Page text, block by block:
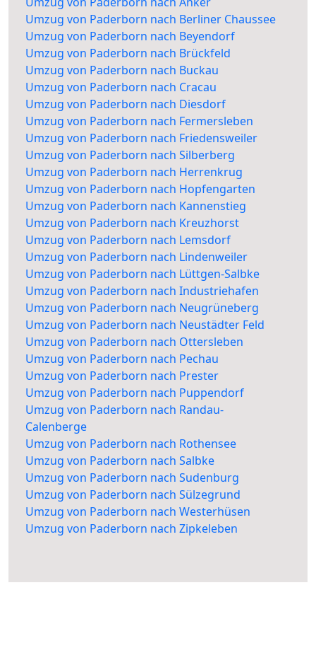
Umzug von Paderborn nach Berliner Chaussee
Umzug von Paderborn nach Beyendorf
Umzug von Paderborn nach Brückfeld
Umzug von Paderborn nach Buckau
Umzug von Paderborn nach Cracau
Umzug von Paderborn nach Diesdorf
Umzug von Paderborn nach Fermersleben
Umzug von Paderborn nach Friedensweiler
Umzug von Paderborn nach Silberberg
Umzug von Paderborn nach Herrenkrug
Umzug von Paderborn nach Hopfengarten
Umzug von Paderborn nach Kannenstieg
Umzug von Paderborn nach Kreuzhorst
Umzug von Paderborn nach Lemsdorf
Umzug von Paderborn nach Lindenweiler
Umzug von Paderborn nach Lüttgen-Salbke
Umzug von Paderborn nach Industriehafen
Umzug von Paderborn nach Neugrüneberg
Umzug von Paderborn nach Neustädter Feld
Umzug von Paderborn nach Ottersleben
Umzug von Paderborn nach Pechau
Umzug von Paderborn nach Prester
Umzug von Paderborn nach Puppendorf
Umzug von Paderborn nach Randau-
Calenberge
Umzug von Paderborn nach Rothensee
Umzug von Paderborn nach Salbke
Umzug von Paderborn nach Sudenburg
Umzug von Paderborn nach Sülzegrund
Umzug von Paderborn nach Westerhüsen
Umzug von Paderborn nach Zipkeleben